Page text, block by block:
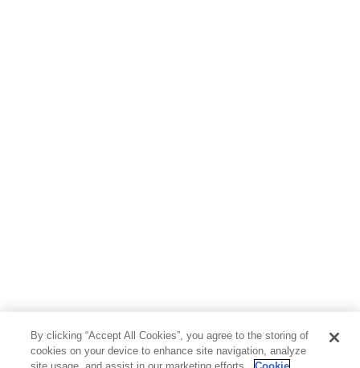
By clicking “Accept All Cookies”, you agree to the storing of
cookies on your device to enhance site navigation, analyze